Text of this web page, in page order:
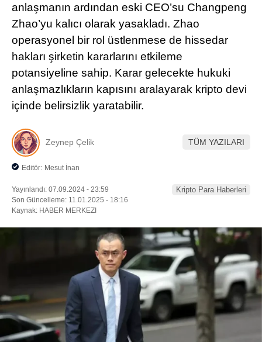
LinkedIn
Telegram
anlaşmanın ardından eski CEO’su Changpeng
Zhao’yu kalıcı olarak yasakladı. Zhao
operasyonel bir rol üstlenmese de hissedar
hakları şirketin kararlarını etkileme
potansiyeline sahip. Karar gelecekte hukuki
anlaşmazlıkların kapısını aralayarak kripto devi
içinde belirsizlik yaratabilir.
Zeynep Çelik TÜM YAZILARI
Editör: Mesut İnan
Yayınlandı: 07.09.2024 - 23:59
Son Güncelleme: 11.01.2025 - 18:16
Kaynak: HABER MERKEZI
Kripto Para Haberleri